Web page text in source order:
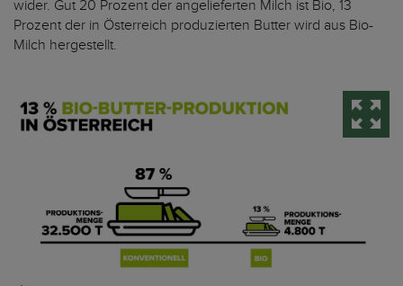
wider. Gut 20 Prozent der angelieferten Milch ist Bio, 13
Prozent der in Österreich produzierten Butter wird aus Bio-
Milch hergestellt.